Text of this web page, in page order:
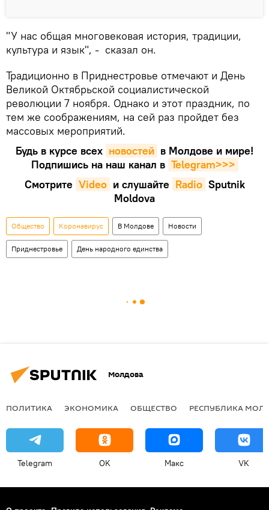
"У нас общая многовековая история, традиции,
культура и язык", - сказал он.
Традиционно в Приднестровье отмечают и День
Великой Октябрьской социалистической
революции 7 ноября. Однако и этот праздник, по
тем же соображениям, на сей раз пройдет без
массовых мероприятий.
Будь в курсе всех новостей в Молдове и мире!
Подпишись на наш канал в Telegram>>>
Смотрите Video и слушайте Radio Sputnik
Moldova
Общество Коронавирус В Молдове Новости
Приднестровье День народного единства
Молдова
ПОЛИТИКА ЭКОНОМИКА ОБЩЕСТВО РЕСПУБЛИКА
Telegram OK Макс VK